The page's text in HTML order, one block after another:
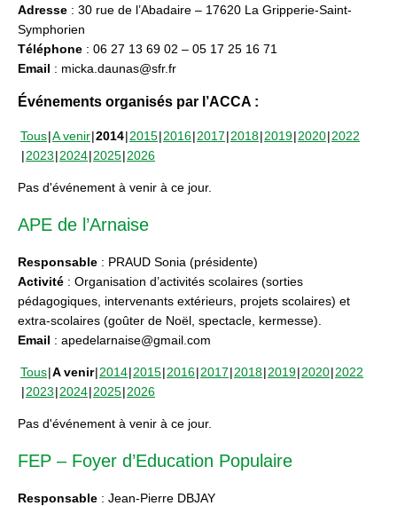
Adresse : 30 rue de l’Abadaire – 17620 La Gripperie-Saint-
Symphorien
Téléphone : 06 27 13 69 02 – 05 17 25 16 71
Email : micka.daunas@sfr.fr
Événements organisés par l’ACCA :
Tous A venir 2014 2015 2016 2017 2018 2019 2020 2022
2023 2024 2025 2026
Pas d'événement à venir à ce jour.
APE de l’Arnaise
Responsable : PRAUD Sonia (présidente)
Activité : Organisation d’activités scolaires (sorties
pédagogiques, intervenants extérieurs, projets scolaires) et
extra-scolaires (goûter de Noël, spectacle, kermesse).
Email : apedelarnaise@gmail.com
Tous A venir 2014 2015 2016 2017 2018 2019 2020 2022
2023 2024 2025 2026
Pas d'événement à venir à ce jour.
FEP – Foyer d’Education Populaire
Responsable : Jean-Pierre DBJAY